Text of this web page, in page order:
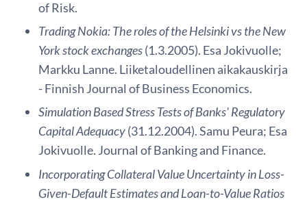
of Risk.
Trading Nokia: The roles of the Helsinki vs the New
York stock exchanges(1.3.2005). Esa Jokivuolle;
Markku Lanne. Liiketaloudellinen aikakauskirja
- Finnish Journal of Business Economics.
Simulation Based Stress Tests of Banks' Regulatory
Capital Adequacy(31.12.2004). Samu Peura; Esa
Jokivuolle. Journal of Banking and Finance.
Incorporating Collateral Value Uncertainty in Loss-
Given-Default Estimates and Loan-to-Value Ratios